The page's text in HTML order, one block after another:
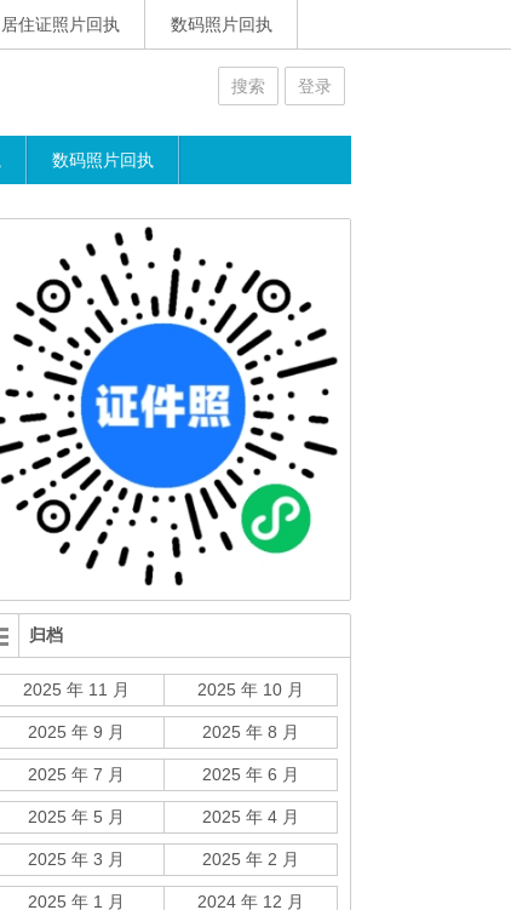
居住证照片回执 数码照片回执
搜索 登录
数码照片回执
归档
2025 年 11 月 2025 年 10 月
2025 年 9 月 2025 年 8 月
2025 年 7 月 2025 年 6 月
2025 年 5 月 2025 年 4 月
2025 年 3 月 2025 年 2 月
2025 年 1 月 2024 年 12 月